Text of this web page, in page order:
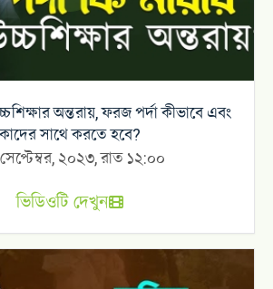
অন্তরায়, ফরজ পর্দা কীভাবে এবং
কাদের সাথে করতে হবে?
২০২৩, রাত ১২:০০
ভিডিওটি দেখুন